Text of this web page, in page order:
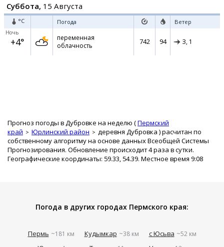
Суббота, 15 Августа
°C Погода Ветер
Ночь
+4°
переменная
облачность
742 94 З, 1
Прогноз погоды в Дубровке на неделю (Пермский
край
Юрлинский район деревня Дубровка ) расчитан по
собственному алгоритму на основе данных Всеобщей Системы
Прогнозирования. Обновление происходит 4 раза в сутки.
Географические координаты: 59.33, 54.39. Местное время 9:08
Погода в других городах Пермского края:
Пермь ~181 км Кудымкар ~38 км с Юсьва ~52 км